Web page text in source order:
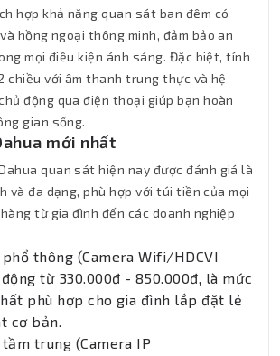
hợp khả năng quan sát ban đêm có
hồng ngoại thông minh, đảm bảo an
mọi điều kiện ánh sáng. Đặc biệt, tính
chiều với âm thanh trung thực và hệ
động qua điện thoại giúp bạn hoàn
gian sống.
mới nhất
quan sát hiện nay được đánh giá là
và đa dạng, phù hợp với túi tiền của mọi
từ gia đình đến các doanh nghiệp
phổ thông (Camera Wifi/HDCVI
từ 330.000đ - 850.000đ, là mức
phù hợp cho gia đình lắp đặt lẻ
cơ bản.
tầm trung (Camera IP